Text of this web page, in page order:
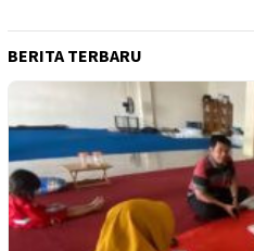
BERITA TERBARU